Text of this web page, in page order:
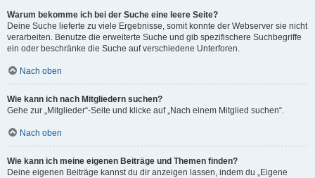
Warum bekomme ich bei der Suche eine leere Seite?
Deine Suche lieferte zu viele Ergebnisse, somit konnte der Webserver sie nicht
verarbeiten. Benutze die erweiterte Suche und gib spezifischere Suchbegriffe
ein oder beschränke die Suche auf verschiedene Unterforen.
Nach oben
Wie kann ich nach Mitgliedern suchen?
Gehe zur „Mitglieder“-Seite und klicke auf „Nach einem Mitglied suchen“.
Nach oben
Wie kann ich meine eigenen Beiträge und Themen finden?
Deine eigenen Beiträge kannst du dir anzeigen lassen, indem du „Eigene